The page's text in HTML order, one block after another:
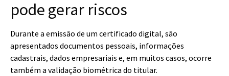
pode gerar riscos
Durante a emissão de um certificado digital, são
apresentados documentos pessoais, informações
cadastrais, dados empresariais e, em muitos casos, ocorre
também a validação biométrica do titular.